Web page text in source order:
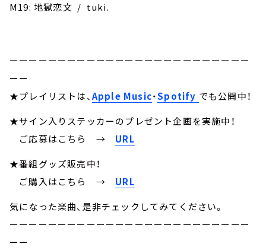
M19: 地獄恋文 / tuki.
ーーーーーーーーーーーーーーーーーーーーーーーーー
ーー
★プレイリストは、Apple Music・Spotify でも公開中！
★サイン入りステッカーのプレゼント企画を実施中！
ご応募はこちら →
URL
★番組グッズ販売中！
ご購入はこちら → URL
気になった楽曲、是非チェックしてみてください。
ーーーーーーーーーーーーーーーーーーーーーーーーー
ーー